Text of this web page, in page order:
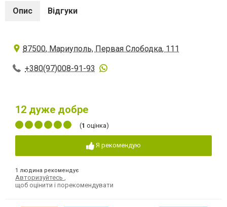
Опис Відгуки
87500, Мариуполь, Первая Слободка, 111
+380(97)008-91-93
12 дуже добре
(1 оцінка)
Я рекомендую
1 людина рекомендує
Авторизуйтесь
щоб оцінити і порекомендувати